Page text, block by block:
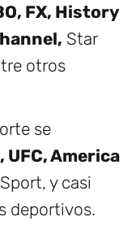
FX, History
Star
otros
se
UFC, America
y casi
deportivos.